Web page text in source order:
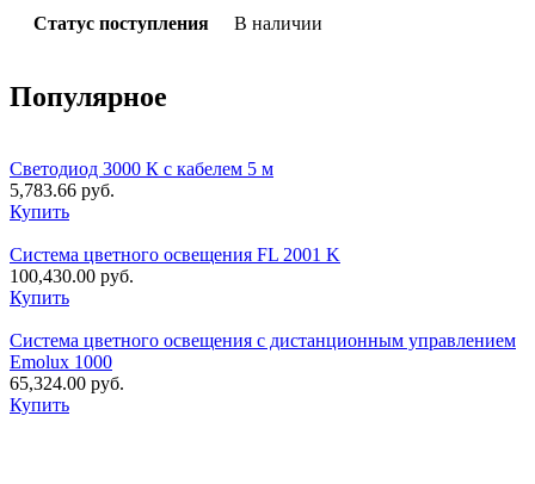
Статус поступления В наличии
Популярное
Светодиод 3000 К с кабелем 5 м
5,783.66 руб.
Купить
Система цветного освещения FL 2001 K
100,430.00 руб.
Купить
Система цветного освещения с дистанционным управлением
Emolux 1000
65,324.00 руб.
Купить